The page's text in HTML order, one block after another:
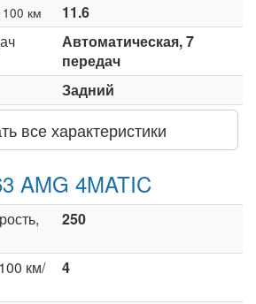
км
11.6
Автоматическая, 7
передач
Задний
все характеристики
AMG 4MATIC
250
км/
4